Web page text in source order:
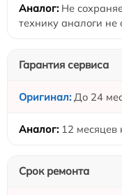
Не
технику аналоги не
Гарантия сервиса
До 24
12 месяцев
Срок ремонта